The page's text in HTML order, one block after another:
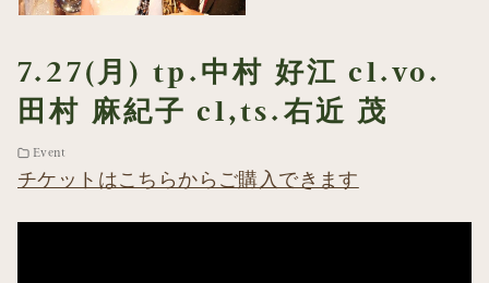
7.27(月) tp.中村 好江 cl.vo.
田村 麻紀子 cl,ts.右近 茂
Event
チケットはこちらからご購入できます